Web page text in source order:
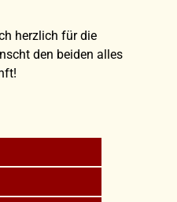
herzlich für die
den beiden alles